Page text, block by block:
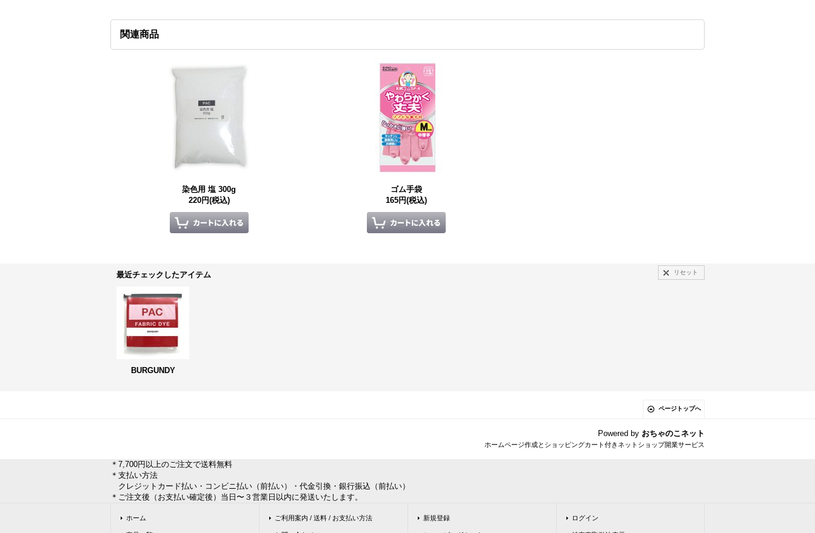
関連商品
染色用 塩 300g
220円(税込)
ゴム手袋
165円(税込)
最近チェックしたアイテム リセット
BURGUNDY
ページトップへ
Powered by おちゃのこネット
ホームページ作成とショッピングカート付きネットショップ開業サービス
＊7,700円以上のご注文で送料無料
＊支払い方法
クレジットカード払い・コンビニ払い（前払い）・代金引換・銀行振込（前払い）
＊ご注文後（お支払い確定後）当日〜３営業日以内に発送いたします。
ホーム ご利用案内 / 送料 / お支払い方法 新規登録 ログイン